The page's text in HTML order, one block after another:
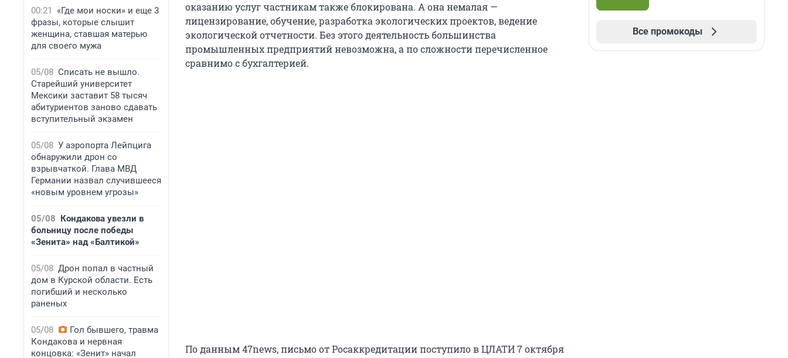
00:21
«Где мои носки» и еще 3
фразы, которые слышит
женщина, ставшая матерью
для своего мужа
05/08 Списать не вышло.
Старейший университет
Мексики заставит 58 тысяч
абитуриентов заново сдавать
вступительный экзамен
05/08 У аэропорта Лейпцига
обнаружили дрон со
взрывчаткой. Глава МВД
Германии назвал случившееся
«новым уровнем угрозы»
05/08 Кондакова увезли в
больницу после победы
«Зенита» над «Балтикой»
05/08 Дрон попал в частный
дом в Курской области. Есть
погибший и несколько
раненых
05/08
Гол бывшего, травма
Кондакова и нервная
концовка: «Зенит» начал
оказанию услуг частникам также блокирована. А она немалая —
лицензирование, обучение, разработка экологических проектов, ведение
экологической отчетности. Без этого деятельность большинства
промышленных предприятий невозможна, а по сложности перечисленное
сравнимо с бухгалтерией.
По данным 47news, письмо от Росаккредитации поступило в ЦЛАТИ 7 октября
Все промокоды